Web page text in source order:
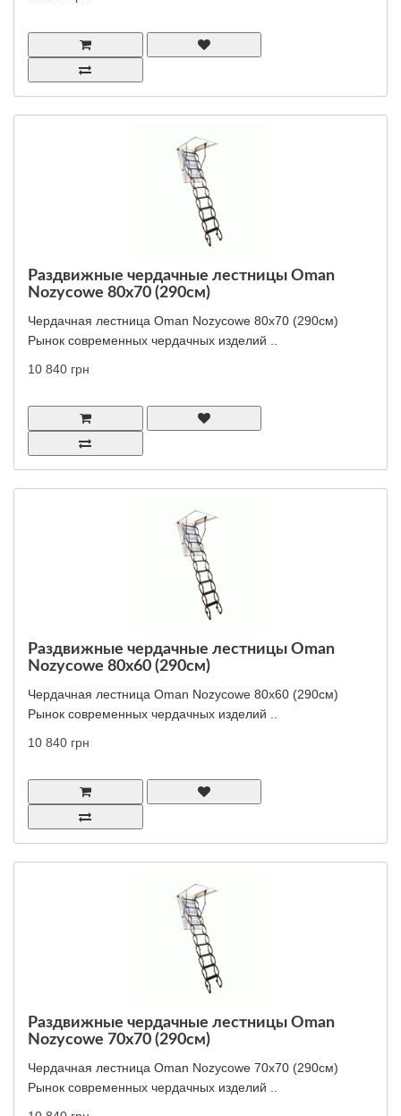
Раздвижные чердачные лестницы Oman
Nozycowe 80x70 (290см)
Чердачная лестница Oman Nozycowe 80x70 (290см)
Рынок современных чердачных изделий ..
10 840 грн
Раздвижные чердачные лестницы Oman
Nozycowe 80x60 (290см)
Чердачная лестница Oman Nozycowe 80x60 (290см)
Рынок современных чердачных изделий ..
10 840 грн
Раздвижные чердачные лестницы Oman
Nozycowe 70x70 (290см)
Чердачная лестница Oman Nozycowe 70x70 (290см)
Рынок современных чердачных изделий ..